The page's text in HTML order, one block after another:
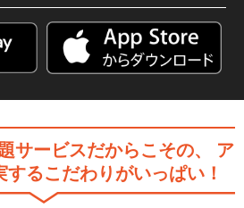
忍たま乱太郎 第30シリーズ
忍たま乱太郎 第31シリーズ
サービスだからこその、
ア
るこだわりがいっぱい！